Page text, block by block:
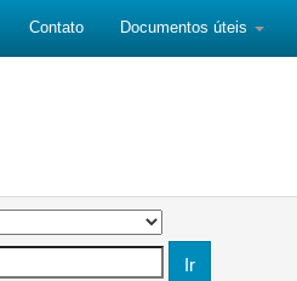
Contato Documentos úteis